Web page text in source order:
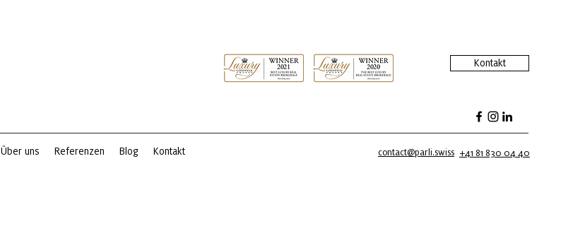
Kontakt
Über uns Referenzen Blog Kontakt contact@parli.swiss +41 81 830 04 40